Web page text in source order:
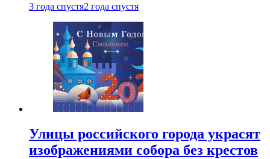
3 года спустя2 года спустя
Улицы российского города украсят
изображениями собора без крестов